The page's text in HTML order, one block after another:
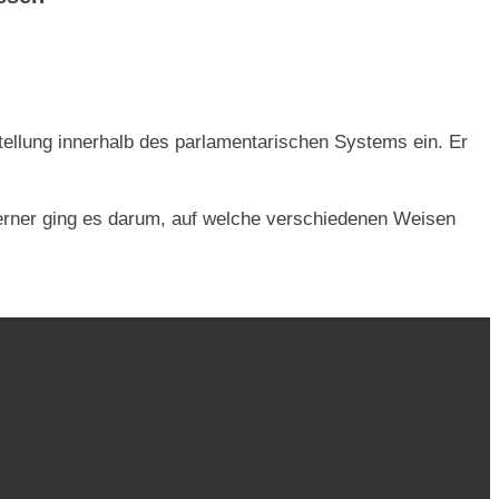
innerhalb des parlamentarischen Systems ein. Er
ging es darum, auf welche verschiedenen Weisen